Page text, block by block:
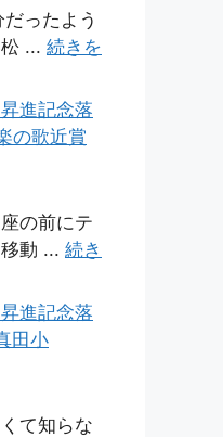
ったよう
... 続きを
進記念落
の歌近賞
の前にテ
動 ... 続き
進記念落
田小
て知らな